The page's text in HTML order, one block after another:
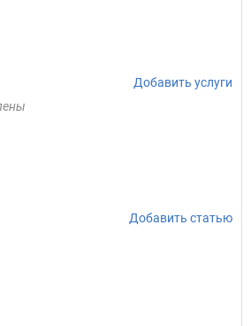
Добавить услуги
Добавить статью